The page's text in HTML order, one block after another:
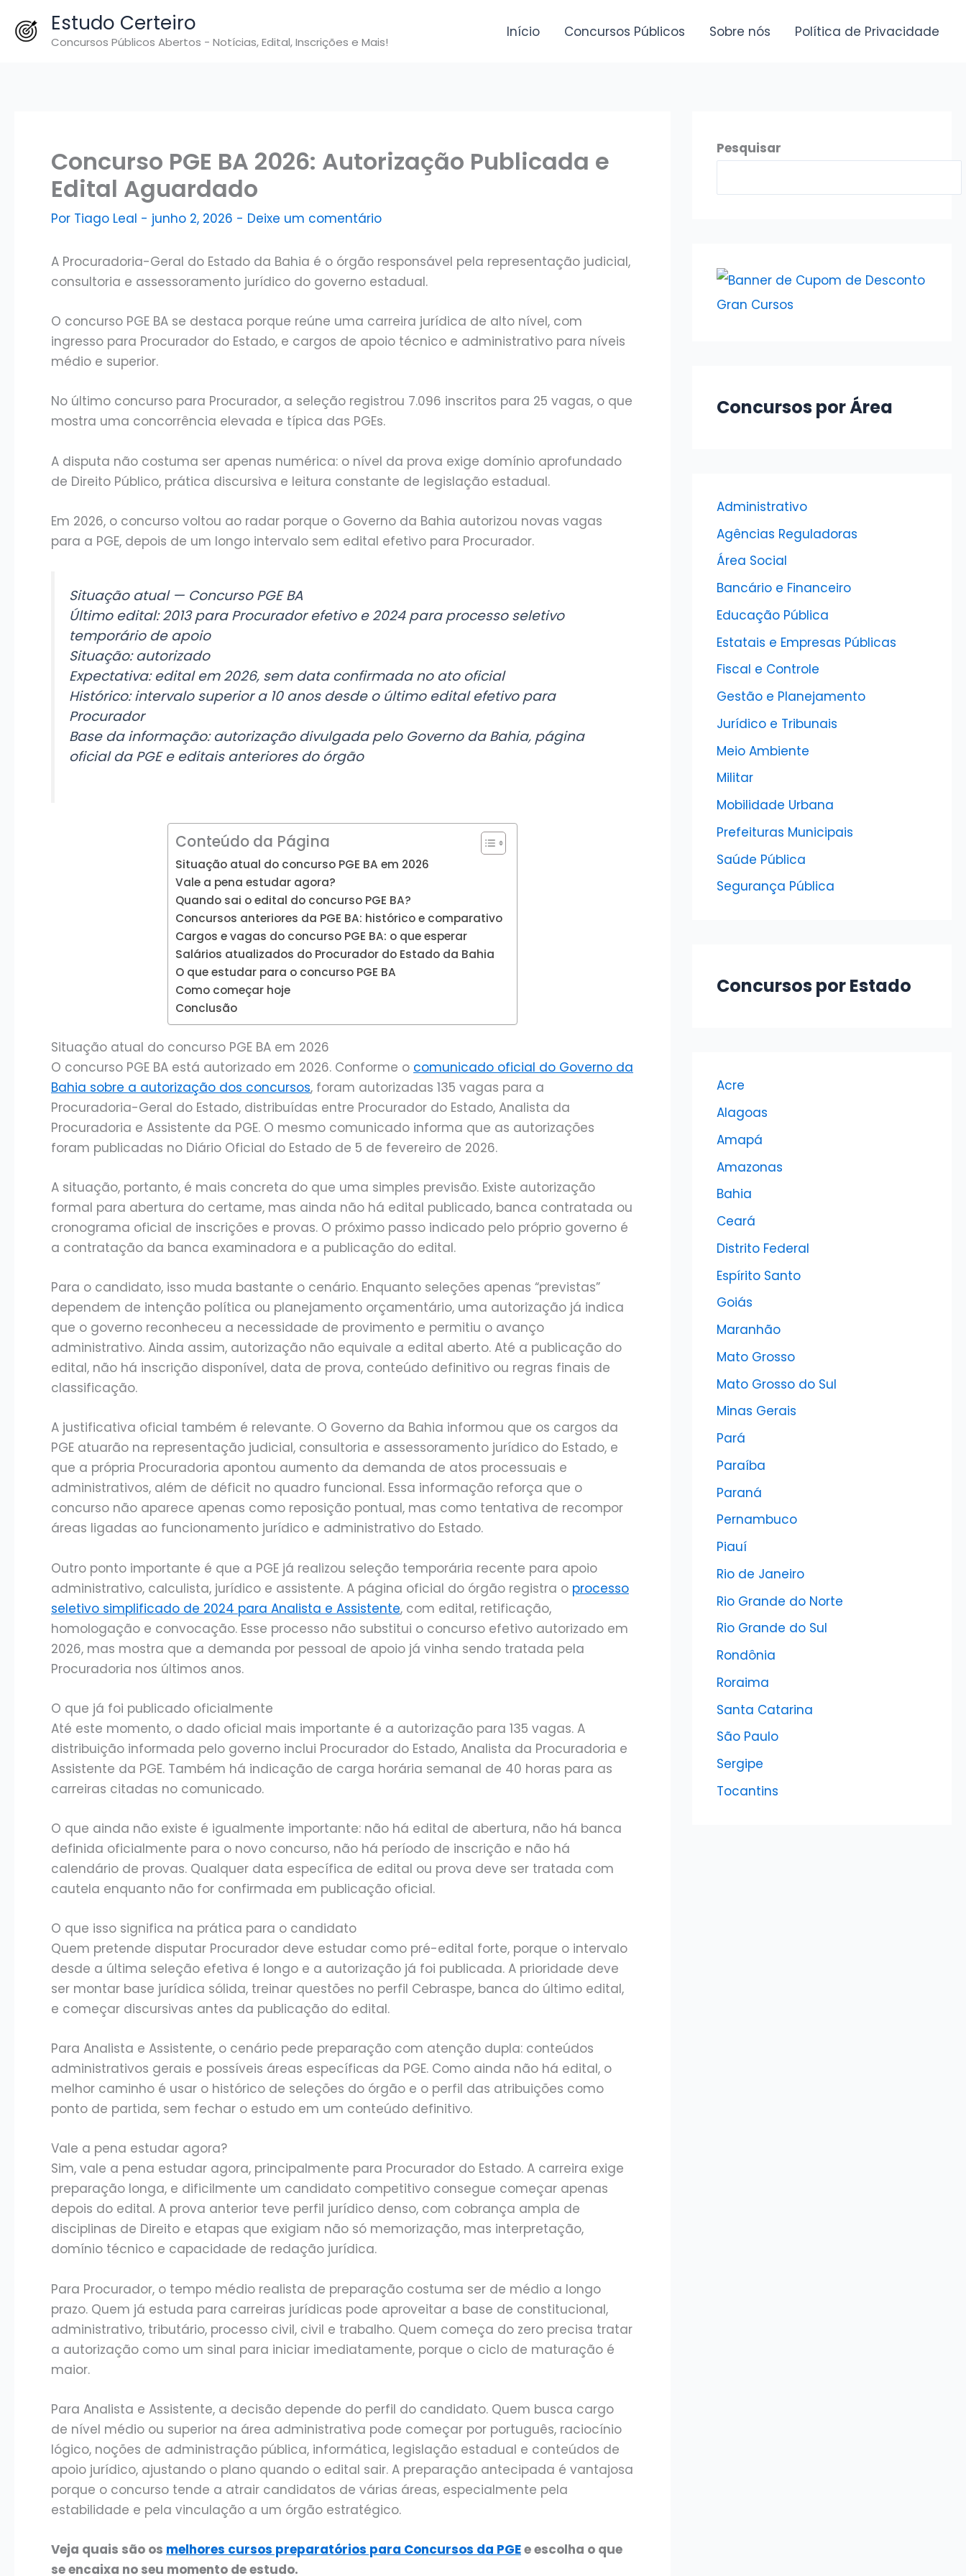
para
Estudo Certeiro
Concursos Públicos Abertos - Notícias, Edital, Inscrições e Mais!
Início Concursos Públicos Sobre nós Política de Privacidade
Concurso PGE BA 2026: Autorização Publicada e
Edital Aguardado
Por Tiago Leal - junho 2, 2026 - Deixe um comentário
A Procuradoria-Geral do Estado da Bahia é o órgão responsável pela representação judicial,
consultoria e assessoramento jurídico do governo estadual.
O concurso PGE BA se destaca porque reúne uma carreira jurídica de alto nível, com
ingresso para Procurador do Estado, e cargos de apoio técnico e administrativo para níveis
médio e superior.
No último concurso para Procurador, a seleção registrou 7.096 inscritos para 25 vagas, o que
mostra uma concorrência elevada e típica das PGEs.
A disputa não costuma ser apenas numérica: o nível da prova exige domínio aprofundado
de Direito Público, prática discursiva e leitura constante de legislação estadual.
Em 2026, o concurso voltou ao radar porque o Governo da Bahia autorizou novas vagas
para a PGE, depois de um longo intervalo sem edital efetivo para Procurador.
Situação atual — Concurso PGE BA
Último edital: 2013 para Procurador efetivo e 2024 para processo seletivo
temporário de apoio
Situação: autorizado
Expectativa: edital em 2026, sem data confirmada no ato oficial
Histórico: intervalo superior a 10 anos desde o último edital efetivo para
Procurador
Base da informação: autorização divulgada pelo Governo da Bahia, página
oficial da PGE e editais anteriores do órgão
Conteúdo da Página
Situação atual do concurso PGE BA em 2026
Vale a pena estudar agora?
Quando sai o edital do concurso PGE BA?
Concursos anteriores da PGE BA: histórico e comparativo
Cargos e vagas do concurso PGE BA: o que esperar
Salários atualizados do Procurador do Estado da Bahia
O que estudar para o concurso PGE BA
Como começar hoje
Conclusão
Situação atual do concurso PGE BA em 2026
O concurso PGE BA está autorizado em 2026. Conforme o comunicado oficial do Governo da
Bahia sobre a autorização dos concursos, foram autorizadas 135 vagas para a
Procuradoria-Geral do Estado, distribuídas entre Procurador do Estado, Analista da
Procuradoria e Assistente da PGE. O mesmo comunicado informa que as autorizações
foram publicadas no Diário Oficial do Estado de 5 de fevereiro de 2026.
A situação, portanto, é mais concreta do que uma simples previsão. Existe autorização
formal para abertura do certame, mas ainda não há edital publicado, banca contratada ou
cronograma oficial de inscrições e provas. O próximo passo indicado pelo próprio governo é
a contratação da banca examinadora e a publicação do edital.
Para o candidato, isso muda bastante o cenário. Enquanto seleções apenas “previstas”
dependem de intenção política ou planejamento orçamentário, uma autorização já indica
que o governo reconheceu a necessidade de provimento e permitiu o avanço
administrativo. Ainda assim, autorização não equivale a edital aberto. Até a publicação do
edital, não há inscrição disponível, data de prova, conteúdo definitivo ou regras finais de
classificação.
A justificativa oficial também é relevante. O Governo da Bahia informou que os cargos da
PGE atuarão na representação judicial, consultoria e assessoramento jurídico do Estado, e
que a própria Procuradoria apontou aumento da demanda de atos processuais e
administrativos, além de déficit no quadro funcional. Essa informação reforça que o
concurso não aparece apenas como reposição pontual, mas como tentativa de recompor
áreas ligadas ao funcionamento jurídico e administrativo do Estado.
Outro ponto importante é que a PGE já realizou seleção temporária recente para apoio
administrativo, calculista, jurídico e assistente. A página oficial do órgão registra o processo
seletivo simplificado de 2024 para Analista e Assistente, com edital, retificação,
homologação e convocação. Esse processo não substitui o concurso efetivo autorizado em
2026, mas mostra que a demanda por pessoal de apoio já vinha sendo tratada pela
Procuradoria nos últimos anos.
O que já foi publicado oficialmente
Até este momento, o dado oficial mais importante é a autorização para 135 vagas. A
distribuição informada pelo governo inclui Procurador do Estado, Analista da Procuradoria e
Assistente da PGE. Também há indicação de carga horária semanal de 40 horas para as
carreiras citadas no comunicado.
O que ainda não existe é igualmente importante: não há edital de abertura, não há banca
definida oficialmente para o novo concurso, não há período de inscrição e não há
calendário de provas. Qualquer data específica de edital ou prova deve ser tratada com
cautela enquanto não for confirmada em publicação oficial.
O que isso significa na prática para o candidato
Quem pretende disputar Procurador deve estudar como pré-edital forte, porque o intervalo
desde a última seleção efetiva é longo e a autorização já foi publicada. A prioridade deve
ser montar base jurídica sólida, treinar questões no perfil Cebraspe, banca do último edital,
e começar discursivas antes da publicação do edital.
Para Analista e Assistente, o cenário pede preparação com atenção dupla: conteúdos
administrativos gerais e possíveis áreas específicas da PGE. Como ainda não há edital, o
melhor caminho é usar o histórico de seleções do órgão e o perfil das atribuições como
ponto de partida, sem fechar o estudo em um conteúdo definitivo.
Vale a pena estudar agora?
Sim, vale a pena estudar agora, principalmente para Procurador do Estado. A carreira exige
preparação longa, e dificilmente um candidato competitivo consegue começar apenas
depois do edital. A prova anterior teve perfil jurídico denso, com cobrança ampla de
disciplinas de Direito e etapas que exigiam não só memorização, mas interpretação,
domínio técnico e capacidade de redação jurídica.
Para Procurador, o tempo médio realista de preparação costuma ser de médio a longo
prazo. Quem já estuda para carreiras jurídicas pode aproveitar a base de constitucional,
administrativo, tributário, processo civil, civil e trabalho. Quem começa do zero precisa tratar
a autorização como um sinal para iniciar imediatamente, porque o ciclo de maturação é
maior.
Para Analista e Assistente, a decisão depende do perfil do candidato. Quem busca cargo
de nível médio ou superior na área administrativa pode começar por português, raciocínio
lógico, noções de administração pública, informática, legislação estadual e conteúdos de
apoio jurídico, ajustando o plano quando o edital sair. A preparação antecipada é vantajosa
porque o concurso tende a atrair candidatos de várias áreas, especialmente pela
estabilidade e pela vinculação a um órgão estratégico.
Veja quais são os melhores cursos preparatórios para Concursos da PGEe escolha o que
se encaixa no seu momento de estudo.
Pesquisar
Concursos por Área
Administrativo
Agências Reguladoras
Área Social
Bancário e Financeiro
Educação Pública
Estatais e Empresas Públicas
Fiscal e Controle
Gestão e Planejamento
Jurídico e Tribunais
Meio Ambiente
Militar
Mobilidade Urbana
Prefeituras Municipais
Saúde Pública
Segurança Pública
Concursos por Estado
Acre
Alagoas
Amapá
Amazonas
Bahia
Ceará
Distrito Federal
Espírito Santo
Goiás
Maranhão
Mato Grosso
Mato Grosso do Sul
Minas Gerais
Pará
Paraíba
Paraná
Pernambuco
Piauí
Rio de Janeiro
Rio Grande do Norte
Rio Grande do Sul
Rondônia
Roraima
Santa Catarina
São Paulo
Sergipe
Tocantins